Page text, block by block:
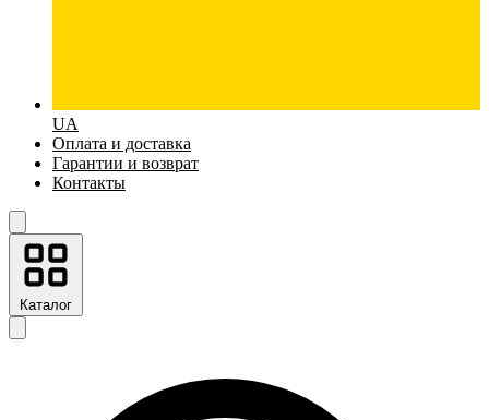
UA
Оплата и доставка
Гарантии и возврат
Контакты
Каталог